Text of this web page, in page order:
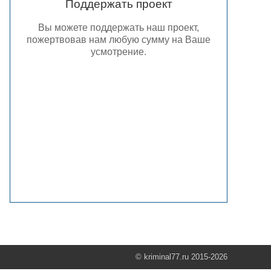
Поддержать проект
Вы можете поддержать наш проект,
пожертвовав нам любую сумму на Ваше
усмотрение.
© kriminal77.ru 2015-2026